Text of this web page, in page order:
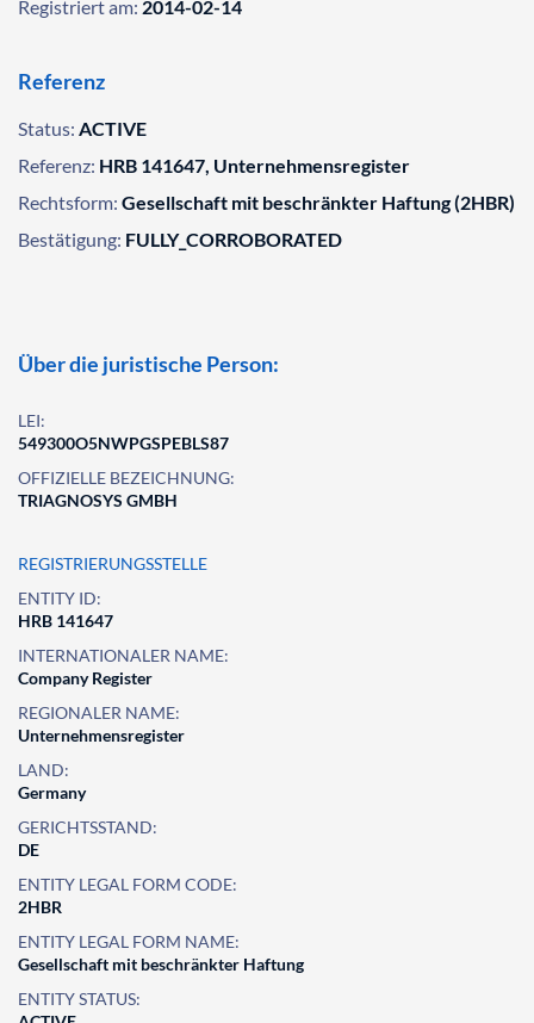
Registriert am: 2014-02-14
Referenz
Status: ACTIVE
Referenz: HRB 141647, Unternehmensregister
Rechtsform: Gesellschaft mit beschränkter Haftung (2HBR)
Bestätigung: FULLY_CORROBORATED
Über die juristische Person:
LEI:
549300O5NWPGSPEBLS87
OFFIZIELLE BEZEICHNUNG:
TRIAGNOSYS GMBH
REGISTRIERUNGSSTELLE
ENTITY ID:
HRB 141647
INTERNATIONALER NAME:
Company Register
REGIONALER NAME:
Unternehmensregister
LAND:
Germany
GERICHTSSTAND:
DE
ENTITY LEGAL FORM CODE:
2HBR
ENTITY LEGAL FORM NAME:
Gesellschaft mit beschränkter Haftung
ENTITY STATUS: